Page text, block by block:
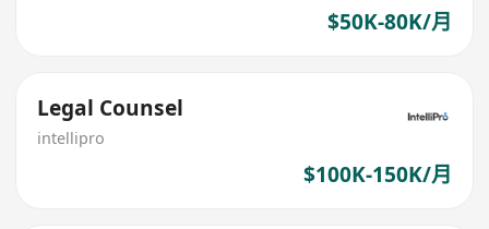
$50K-80K/月
Legal Counsel
intellipro
$100K-150K/月